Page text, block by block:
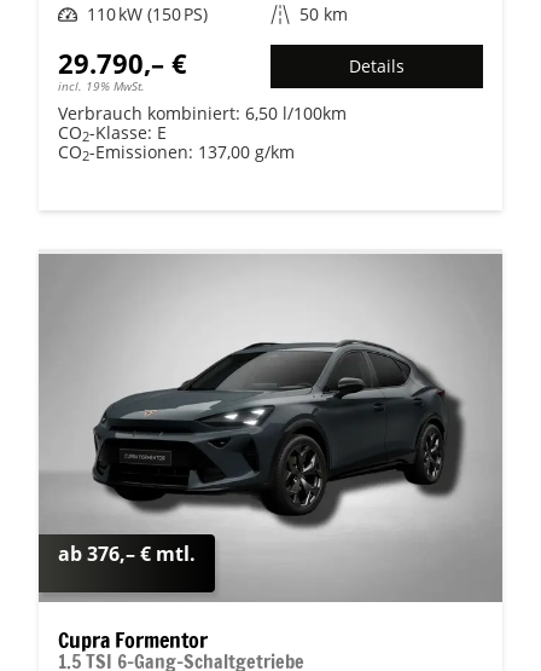
Leistung 110 kW (150 PS) Kilometerstand 50 km
29.790,– €
incl. 19% MwSt.
Details
Verbrauch kombiniert: 6,50 l/100km
CO2-Klasse: E
CO2-Emissionen: 137,00 g/km
ab 376,– € mtl.
Cupra Formentor
1.5 TSI 6-Gang-Schaltgetriebe